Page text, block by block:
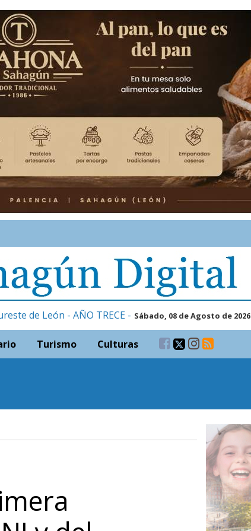
de León - AÑO TRECE - Sábado, 08 de Agosto de 2026
Turismo Culturas